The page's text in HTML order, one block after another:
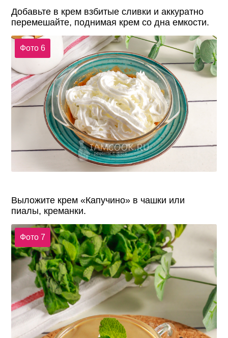
Добавьте в крем взбитые сливки и аккуратно
перемешайте, поднимая крем со дна емкости.
Фото 6
Выложите крем «Капучино» в чашки или
пиалы, креманки.
Фото 7